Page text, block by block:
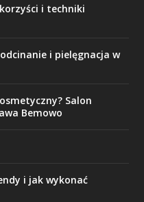
i techniki
i pielęgnacja w
Salon
Bemowo
i jak wykonać